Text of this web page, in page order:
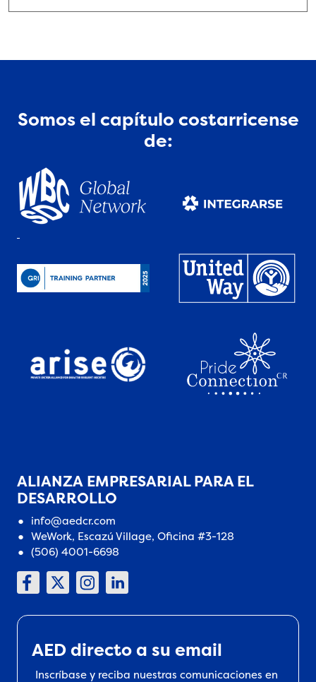
Somos el capítulo costarricense
de:
ALIANZA EMPRESARIAL PARA EL
DESARROLLO
info@aedcr.com
WeWork, Escazú Village, Oficina #3-128
(506) 4001-6698
AED directo a su email
Inscríbase y reciba nuestras comunicaciones en